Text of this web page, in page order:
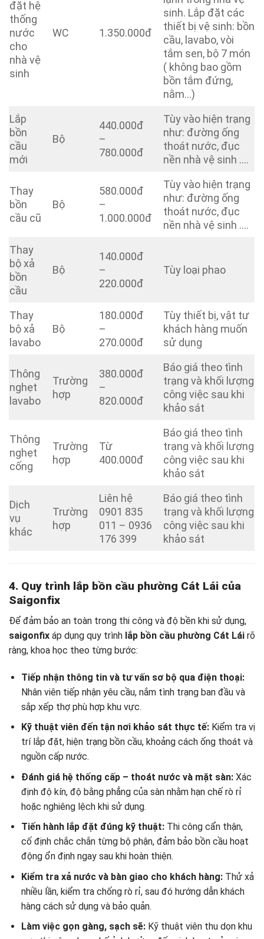
đặt hệ
thống
nước
cho
nhà vệ
sinh
WC 1.350.000đ
sinh. Lắp đặt các
thiết bị vệ sinh: bồn
cầu, lavabo, vòi
tắm sen, bộ 7 món
( không bao gồm
bồn tắm đứng,
nằm…)
Lắp
bồn
cầu
mới
Bộ
440.000đ
–
780.000đ
Tùy vào hiện trạng
như: đường ống
thoát nước, đục
nền nhà vệ sinh ….
Thay
bồn
cầu cũ
Bộ
580.000đ
–
1.000.000đ
Tùy vào hiện trạng
như: đường ống
thoát nước, đục
nền nhà vệ sinh ….
Thay
bộ xả
bồn
cầu
Bộ
140.000đ
–
220.000đ
Tùy loại phao
Thay
bộ xả
lavabo
Bộ
180.000đ
–
270.000đ
Tùy thiết bị, vật tư
khách hàng muốn
sử dụng
Thông
nghẹt
lavabo
Trường
hợp
380.000đ
–
820.000đ
Báo giá theo tình
trạng và khối lượng
công việc sau khi
khảo sát
Thông
nghẹt
cống
Trường
hợp
Từ
400.000đ
Báo giá theo tình
trạng và khối lượng
công việc sau khi
khảo sát
Dịch
vụ
khác
Trường
hợp
Liên hệ
0901 835
011 – 0936
176 399
Báo giá theo tình
trạng và khối lượng
công việc sau khi
khảo sát
4. Quy trình lắp bồn cầu phường Cát Lái của
Saigonfix
Để đảm bảo an toàn trong thi công và độ bền khi sử dụng,
saigonfix áp dụng quy trình lắp bồn cầu phường Cát Lái rõ
ràng, khoa học theo từng bước:
Tiếp nhận thông tin và tư vấn sơ bộ qua điện thoại:
Nhân viên tiếp nhận yêu cầu, nắm tình trạng ban đầu và
sắp xếp thợ phù hợp khu vực.
Kỹ thuật viên đến tận nơi khảo sát thực tế:Kiểm tra vị
trí lắp đặt, hiện trạng bồn cầu, khoảng cách ống thoát và
nguồn cấp nước.
Đánh giá hệ thống cấp – thoát nước và mặt sàn:Xác
định độ kín, độ bằng phẳng của sàn nhằm hạn chế rò rỉ
hoặc nghiêng lệch khi sử dụng.
Tiến hành lắp đặt đúng kỹ thuật:Thi công cẩn thận,
cố định chắc chắn từng bộ phận, đảm bảo bồn cầu hoạt
động ổn định ngay sau khi hoàn thiện.
Kiểm tra xả nước và bàn giao cho khách hàng:Thử xả
nhiều lần, kiểm tra chống rò rỉ, sau đó hướng dẫn khách
hàng cách sử dụng và bảo quản.
Làm việc gọn gàng, sạch sẽ:Kỹ thuật viên thu dọn khu